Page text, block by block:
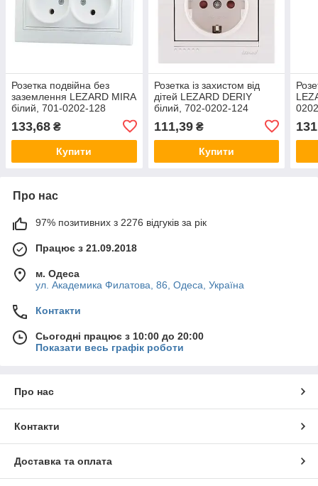
Розетка подвійна без
заземлення LEZARD MIRA
білий, 701-0202-128
133,68 ₴
Купити
Розетка із захистом від
дітей LEZARD DERIY
білий, 702-0202-124
111,39₴
Купити
Про нас
97% позитивних з 2276 відгуків за рік
Працює з 21.09.2018
м. Одеса
ул. Академика Филатова, 86, Одеса, Україна
Контакти
Сьогодні працює з 10:00 до 20:00
Показати весь графік роботи
Про нас
Контакти
Доставка та оплата